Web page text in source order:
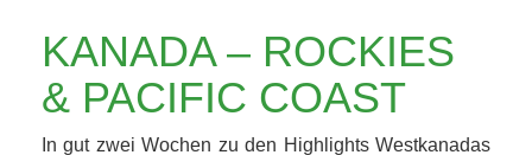
KANADA – ROCKIES
& PACIFIC COAST
In gut zwei Wochen zu den Highlights Westkanadas